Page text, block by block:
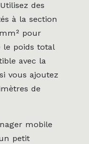
des
à la section
pour
le poids total
avec la
vous ajoutez
de
mobile
petit